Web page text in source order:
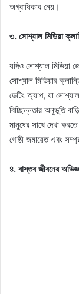
অগ্রাধিকার নেয়।
৩. সোশ্যাল মিডিয়া
যদিও সোশ্যাল মিডিয়া
সোশ্যাল মিডিয়ার
ডেটিং অ্যাপ, যা
বিচ্ছিন্নতার অনুভূতি
মানুষের সাথে দেখা
গোষ্ঠী জমায়েত এবং
৪. বাস্তব জীবনের